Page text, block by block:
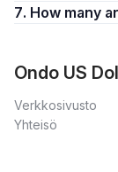
7.
Ondo US
Verkkosivusto
Yhteisö